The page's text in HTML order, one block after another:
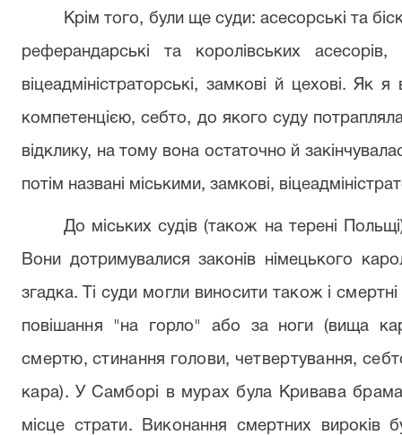
Крім того, були ще суди: асесорські та
реферандарські та королівських
віцеадміністраторські, замкові й цехові. Як
компетенцією, себто, до якого суду
відклику, на тому вона остаточно й
потім названі міськими, замкові,
До міських судів (також на терені
Вони дотримувалися законів німе­цького
згадка. Ті суди могли виносити також і
повішання "на горло" або за ноги (вища
смертю, стинання го­лови, четвертування,
кара). У Самборі в мурах була Кривава
місце страти. Виконання смер­тних вироків